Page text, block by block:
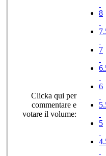
Clicka qui per
commentare e
votare il volume:
8
7
6
5